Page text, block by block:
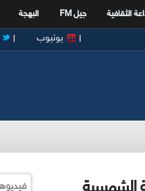
الثقافية جيل FM البهجة
يوتيوب